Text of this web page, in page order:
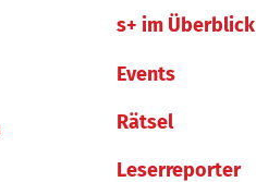
s+ im Überblick
Events
Rätsel
Leserreporter